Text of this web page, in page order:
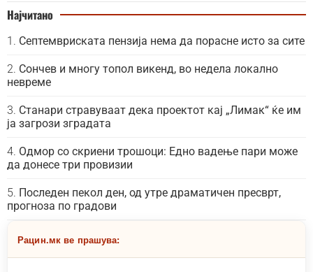
Најчитано
Септемвриската пензија нема да порасне исто за сите
Сончев и многу топол викенд, во недела локално
невреме
Станари стравуваат дека проектот кај „Лимак“ ќе им
ја загрози зградата
Одмор со скриени трошоци: Едно вадење пари може
да донесе три провизии
Последен пекол ден, од утре драматичен пресврт,
прогноза по градови
Рацин.мк ве прашува: